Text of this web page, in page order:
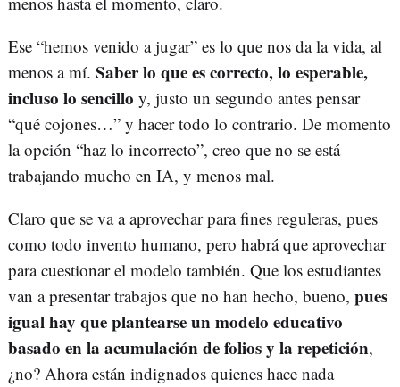
Ese “hemos venido a jugar” es lo que nos da la vida, al
menos a mí. Saber lo que es correcto, lo esperable,
incluso lo sencillo y, justo un segundo antes pensar
“qué cojones…” y hacer todo lo contrario. De momento
la opción “haz lo incorrecto”, creo que no se está
trabajando mucho en IA, y menos mal.
Claro que se va a aprovechar para fines reguleras, pues
como todo invento humano, pero habrá que aprovechar
para cuestionar el modelo también. Que los estudiantes
van a presentar trabajos que no han hecho, bueno, pues
igual hay que plantearse un modelo educativo
basado en la acumulación de folios y la repetición,
¿no? Ahora están indignados quienes hace nada